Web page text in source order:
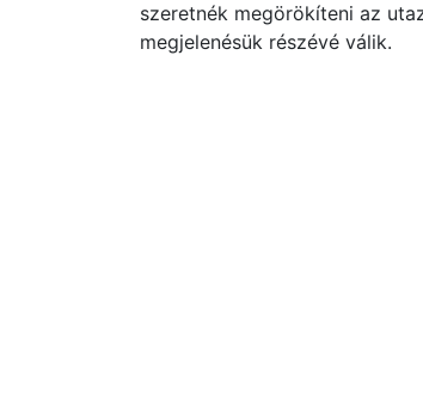
szeretnék megörökíteni az
megjelenésük részévé válik.